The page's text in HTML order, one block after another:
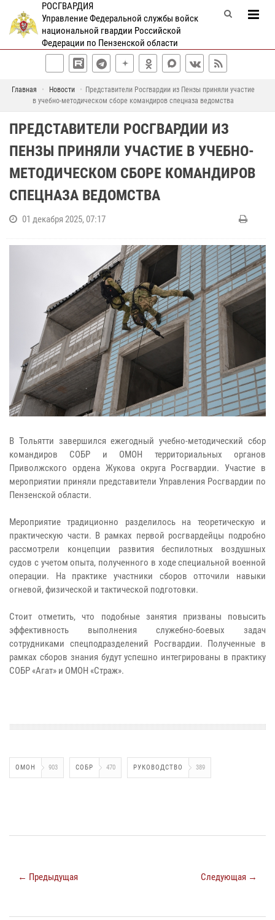
РОСГВАРДИЯ
Управление Федеральной службы войск
национальной гвардии Российской
Федерации по Пензенской области
Главная Новости
Представители Росгвардии из Пензы приняли участие
в учебно-методическом сборе командиров спецназа ведомства
ПРЕДСТАВИТЕЛИ РОСГВАРДИИ ИЗ
ПЕНЗЫ ПРИНЯЛИ УЧАСТИЕ В УЧЕБНО-
МЕТОДИЧЕСКОМ СБОРЕ КОМАНДИРОВ
СПЕЦНАЗА ВЕДОМСТВА
01 декабря 2025, 07:17
В Тольятти завершился ежегодный учебно-методический сбор
командиров СОБР и ОМОН территориальных органов
Приволжского ордена Жукова округа Росгвардии. Участие в
мероприятии приняли представители Управления Росгвардии по
Пензенской области.
Мероприятие традиционно разделилось на теоретическую и
практическую части. В рамках первой росгвардейцы подробно
рассмотрели концепции развития беспилотных воздушных
судов с учетом опыта, полученного в ходе специальной военной
операции. На практике участники сборов отточили навыки
огневой, физической и тактической подготовки.
Стоит отметить, что подобные занятия призваны повысить
эффективность выполнения служебно-боевых задач
сотрудниками спецподразделений Росгвардии. Полученные в
рамках сборов знания будут успешно интегрированы в практику
СОБР «Агат» и ОМОН «Страж».
ОМОН 903 СОБР 470 РУКОВОДСТВО 389
← Предыдущая Следующая →